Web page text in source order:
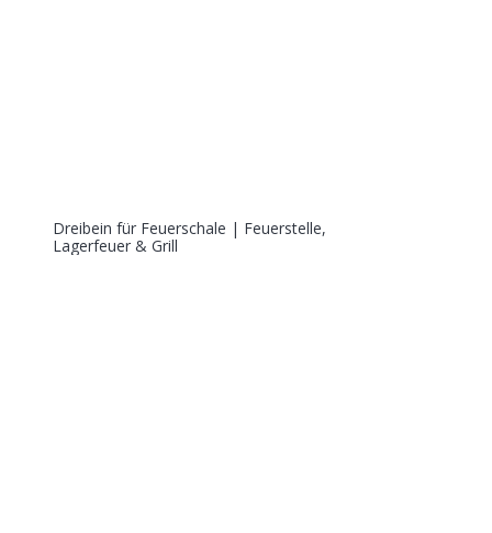
Dreibein für Feuerschale | Feuerstelle,
Lagerfeuer & Grill